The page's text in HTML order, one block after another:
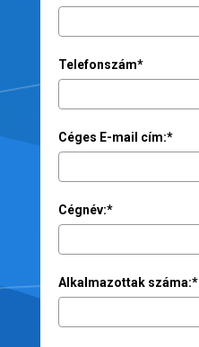
Telefonszám*
Céges E-mail cím:*
Cégnév:*
Alkalmazottak száma:*